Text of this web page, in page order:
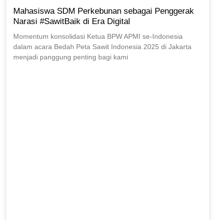
Mahasiswa SDM Perkebunan sebagai Penggerak
Narasi #SawitBaik di Era Digital
Momentum konsolidasi Ketua BPW APMI se-Indonesia
dalam acara Bedah Peta Sawit Indonesia 2025 di Jakarta
menjadi panggung penting bagi kami